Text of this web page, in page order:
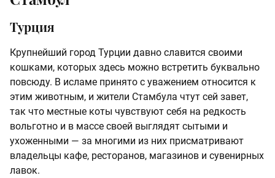
Турция
Крупнейший город Турции давно славится своими
кошками, которых здесь можно встретить буквально
повсюду. В исламе принято с уважением относится к
этим животным, и жители Стамбула чтут сей завет,
так что местные коты чувствуют себя на редкость
вольготно и в массе своей выглядят сытыми и
ухоженными — за многими из них присматривают
владельцы кафе, ресторанов, магазинов и сувенирных
лавок.